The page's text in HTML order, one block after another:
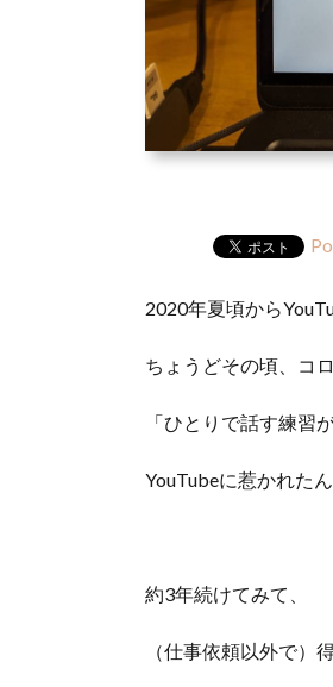
2020年夏頃から
ちょうどその頃、コ
「ひとりで話す練習
YouTubeに惹かれたん
約3年続けてみて、
（仕事依頼以外で）